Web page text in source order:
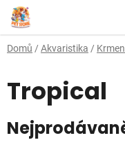
Přejít
na
obsah
Domů / Akvaristika /
Tropical